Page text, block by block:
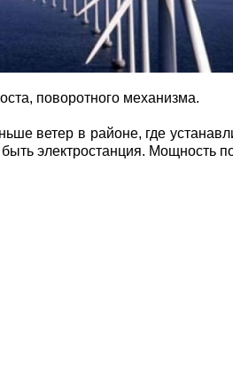
поворотного механизма.
ветер в районе, где
электростанция. Мощность